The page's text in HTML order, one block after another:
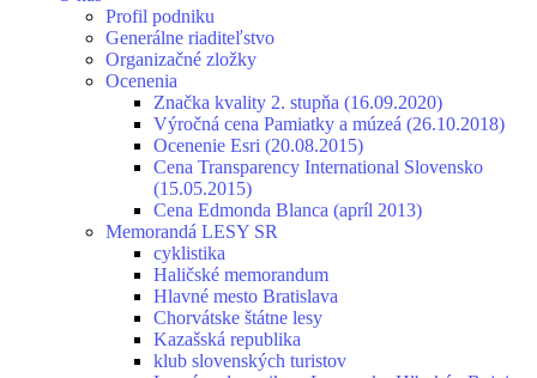
Profil podniku
Generálne riaditeľstvo
Organizačné zložky
Ocenenia
Značka kvality 2. stupňa (16.09.2020)
Výročná cena Pamiatky a múzeá (26.10.2018)
Ocenenie Esri (20.08.2015)
Cena Transparency International Slovensko
(15.05.2015)
Cena Edmonda Blanca (apríl 2013)
Memorandá LESY SR
cyklistika
Haličské memorandum
Hlavné mesto Bratislava
Chorvátske štátne lesy
Kazašská republika
klub slovenských turistov